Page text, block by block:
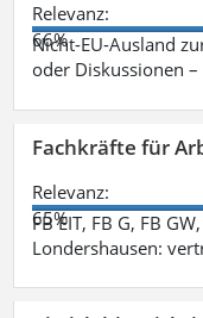
Relevanz:
66%
Nicht-EU-Ausland
oder Diskussionen
Fachkräfte für
Relevanz:
65%
FB EIT, FB G, FB
Londershausen: